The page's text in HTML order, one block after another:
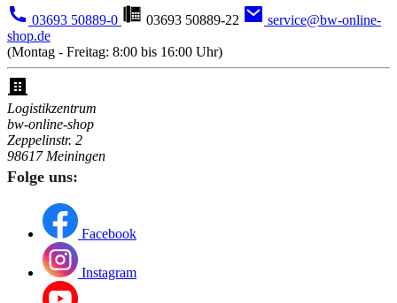
03693 50889-0 03693 50889-22
service@bw-online-
shop.de
(Montag - Freitag: 8:00 bis 16:00 Uhr)
Logistikzentrum
bw-online-shop
Zeppelinstr. 2
98617 Meiningen
Folge uns:
Facebook
Instagram